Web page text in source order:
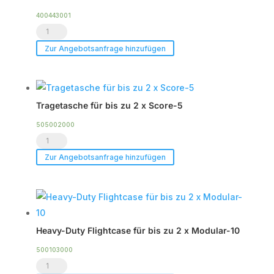
400443001
Winkelmechanik
für
Stick
Menge
Zur Angebotsanfrage hinzufügen
Tragetasche für bis zu 2 x Score-5
505002000
Tragetasche
für
zu
x
Score-
5
Menge
Zur Angebotsanfrage hinzufügen
Heavy-Duty Flightcase für bis zu 2 x Modular-10
500103000
Heavy-